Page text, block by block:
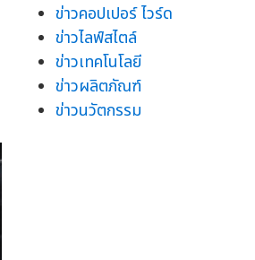
ข่าวคอปเปอร์ ไวร์ด
ข่าวไลฟ์สไตล์
ข่าวเทคโนโลยี
ข่าวผลิตภัณฑ์
ข่าวนวัตกรรม